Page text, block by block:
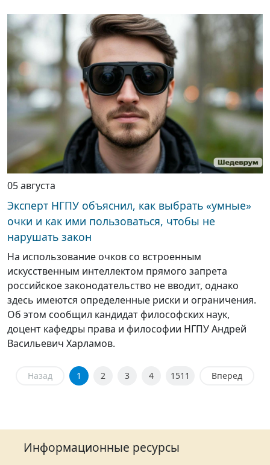
05 августа
Эксперт НГПУ объяснил, как выбрать «умные»
очки и как ими пользоваться, чтобы не
нарушать закон
На использование очков со встроенным
искусственным интеллектом прямого запрета
российское законодательство не вводит, однако
здесь имеются определенные риски и ограничения.
Об этом сообщил кандидат философских наук,
доцент кафедры права и философии НГПУ Андрей
Васильевич Харламов.
Назад 1 2 3 4 1511 Вперед
Информационные ресурсы